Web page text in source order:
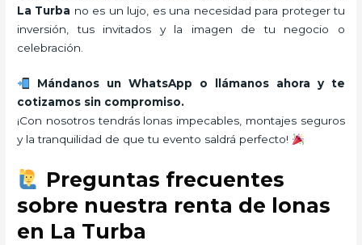
La Turba no es un lujo, es una necesidad para proteger tu
inversión, tus invitados y la imagen de tu negocio o
celebración.
Mándanos un WhatsApp o llámanos ahora y te
cotizamos sin compromiso.
¡Con nosotros tendrás lonas impecables, montajes seguros
y la tranquilidad de que tu evento saldrá perfecto!
Preguntas frecuentes
sobre nuestra renta de lonas
en La Turba